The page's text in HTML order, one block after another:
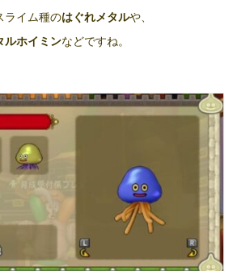
ライム種のはぐれメタルや、
ルホイミンなどですね。